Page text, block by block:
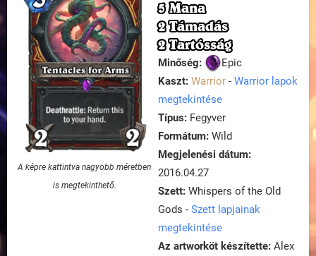
A képre kattintva nagyobb méretben
is megtekinthető.
5 Mana
2 Támadás
2 Tartósság
Minőség:
Epic
Kaszt: Warrior - Warrior lapok
megtekintése
Típus: Fegyver
Formátum: Wild
Megjelenési dátum:
2016.04.27
Szett: Whispers of the Old
Gods - Szett lapjainak
megtekintése
Az artworköt készítette: Alex